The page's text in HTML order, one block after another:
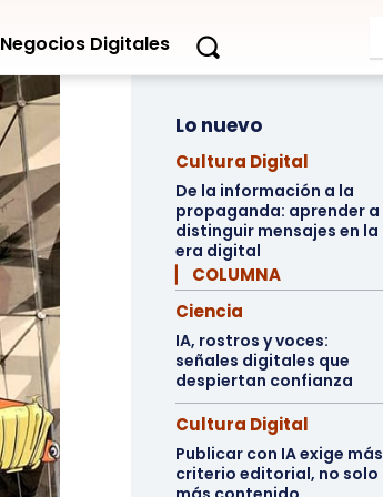
Negocios Digitales
Lo nuevo
Cultura Digital
De la información a la
propaganda: aprender a
distinguir mensajes en la
era digital
▏ COLUMNA
Ciencia
IA, rostros y voces:
señales digitales que
despiertan confianza
Cultura Digital
Publicar con IA exige más
criterio editorial, no solo